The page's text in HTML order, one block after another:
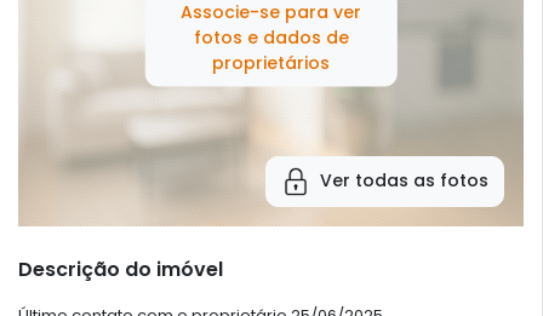
Associe-se para ver
fotos e dados de
proprietários
Ver todas as fotos
Descrição do imóvel